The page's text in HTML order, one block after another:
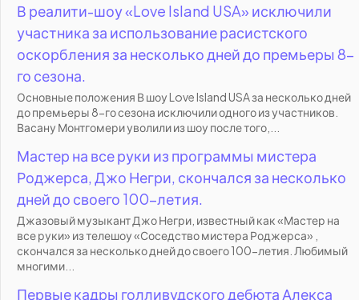
В реалити-шоу «Love Island USA» исключили
участника за использование расистского
оскорбления за несколько дней до премьеры 8-
го сезона.
Основные положения В шоу Love Island USA за несколько дней
до премьеры 8-го сезона исключили одного из участников.
Васану Монтгомери уволили из шоу после того,...
Мастер на все руки из программы мистера
Роджерса, Джо Негри, скончался за несколько
дней до своего 100-летия.
Джазовый музыкант Джо Негри, известный как «Мастер на
все руки» из телешоу «Соседство мистера Роджерса» ,
скончался за несколько дней до своего 100-летия. Любимый
многими...
Первые кадры голливудского дебюта Алекса